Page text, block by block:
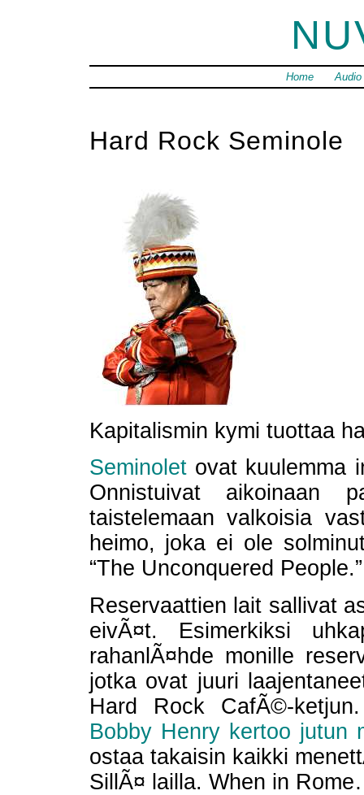
Home Audio
Hard Rock Seminole
Kapitalismin kymi tuottaa
Seminoletovat kuulemma
Onnistuivat aikoinaan
taistelemaan valkoisia
heimo, joka ei ole
“The Unconquered People.”
Reservaattien lait sallivat
eivÃ¤t. Esimerkiksi
rahanlÃ¤hde monille
jotka ovat juuri
Hard Rock CafÃ©-
Bobby Henry kertoo jutun
ostaa takaisin kaikki
SillÃ¤ lailla. When in